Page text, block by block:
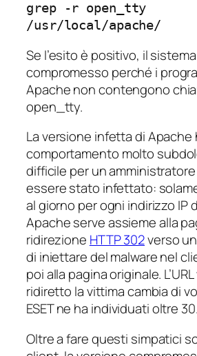
grep -r open_tty
/usr/local/apache/
Se l’esito è positivo, il
compromesso perché i
Apache non contengono
open_tty.
La versione infetta di Apache
comportamento molto
difficile per un
essere stato infettato:
al giorno per ogni indirizzo IP
Apache serve assieme alla
ridirezione HTTP 302verso
di iniettare del malware nel
poi alla pagina originale.
ridiretto la vittima cambia di
ESET ne ha individuati oltre
Oltre a fare questi simpatici